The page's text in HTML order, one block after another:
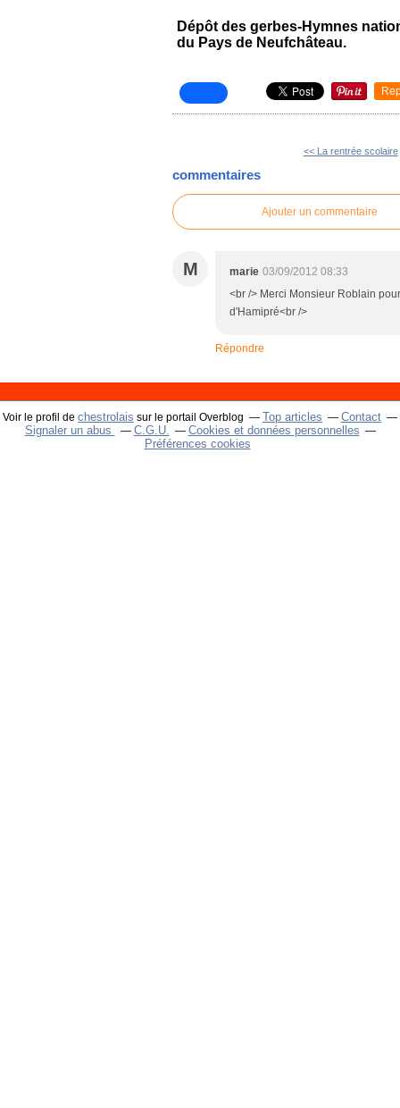
Dépôt des gerbes-Hymnes
du Pays de Neufchâteau.
<< La rentrée scolaire
commentaires
Ajouter un commentaire
M marie 03/09/2012 08:33
<br /> Merci Monsieur Roblain
d'Hamipré<br />
Répondre
Voir le profil de chestrolais sur le portail Overblog Top articles
Contact
Signaler un abus
C.G.U.
Cookies et données personnelles
Préférences cookies